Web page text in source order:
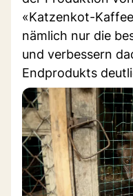
«Katzenkot-
nämlich nur die
und verbessern
Endprodukts